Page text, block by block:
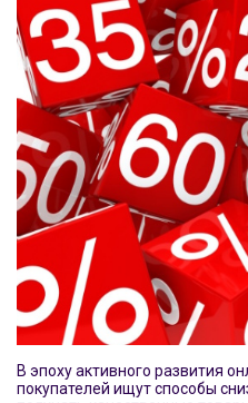
В эпоху активного развития
покупателей ищут способы